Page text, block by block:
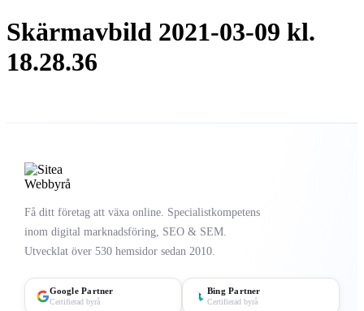
Skärmavbild 2021-03-09 kl.
18.28.36
Få ditt företag att växa online. Specialistkompetens
inom digital marknadsföring, SEO & SEM.
Utvecklat över 530 hemsidor sedan 2010.
Google Partner
Certifierad byrå
Bing Partner
Certifierad byrå